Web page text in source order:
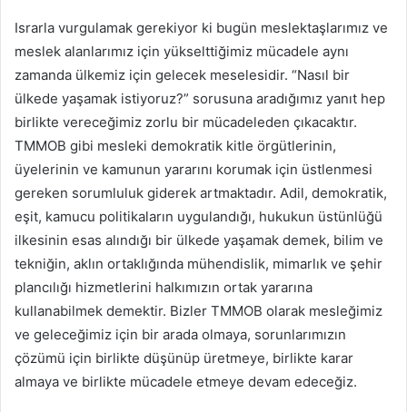
Israrla vurgulamak gerekiyor ki bugün meslektaşlarımız ve
meslek alanlarımız için yükselttiğimiz mücadele aynı
zamanda ülkemiz için gelecek meselesidir. “Nasıl bir
ülkede yaşamak istiyoruz?” sorusuna aradığımız yanıt hep
birlikte vereceğimiz zorlu bir mücadeleden çıkacaktır.
TMMOB gibi mesleki demokratik kitle örgütlerinin,
üyelerinin ve kamunun yararını korumak için üstlenmesi
gereken sorumluluk giderek artmaktadır. Adil, demokratik,
eşit, kamucu politikaların uygulandığı, hukukun üstünlüğü
ilkesinin esas alındığı bir ülkede yaşamak demek, bilim ve
tekniğin, aklın ortaklığında mühendislik, mimarlık ve şehir
plancılığı hizmetlerini halkımızın ortak yararına
kullanabilmek demektir. Bizler TMMOB olarak mesleğimiz
ve geleceğimiz için bir arada olmaya, sorunlarımızın
çözümü için birlikte düşünüp üretmeye, birlikte karar
almaya ve birlikte mücadele etmeye devam edeceğiz.